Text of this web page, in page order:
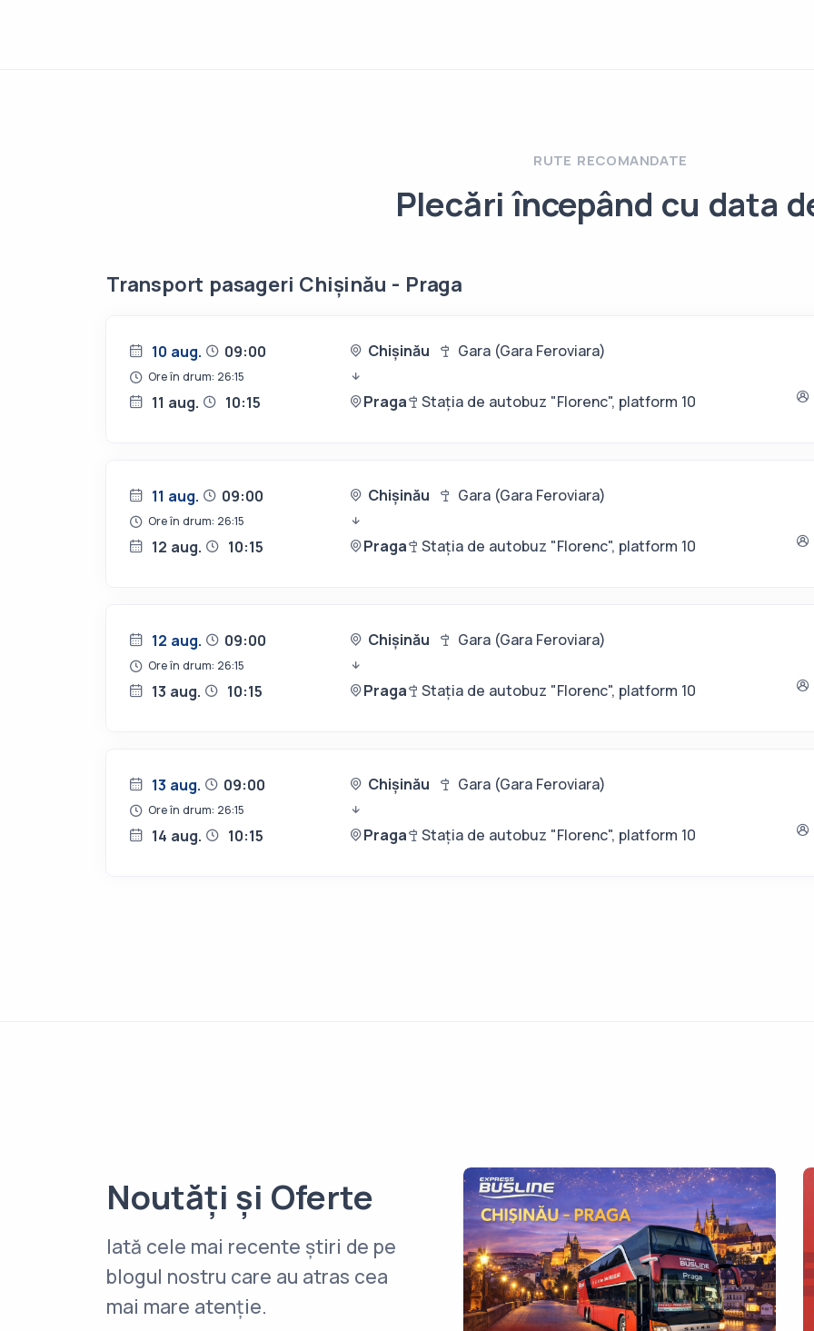
RUTE RECOMANDATE
Plecări începând cu data
Transport pasageri Chișinău - Praga
10 aug. 09:00 Chișinău Gara (Gara Feroviara)
Ore în drum: 26:15
11 aug. 10:15 Praga Stația de autobuz "Florenc", platform 10
11 aug. 09:00 Chișinău Gara (Gara Feroviara)
Ore în drum: 26:15
12 aug. 10:15 Praga Stația de autobuz "Florenc", platform 10
12 aug. 09:00 Chișinău Gara (Gara Feroviara)
Ore în drum: 26:15
13 aug. 10:15 Praga Stația de autobuz "Florenc", platform 10
13 aug. 09:00 Chișinău Gara (Gara Feroviara)
Ore în drum: 26:15
14 aug. 10:15 Praga Stația de autobuz "Florenc", platform 10
Noutăți și Oferte
Iată cele mai recente știri de pe
blogul nostru care au atras cea
mai mare atenție.